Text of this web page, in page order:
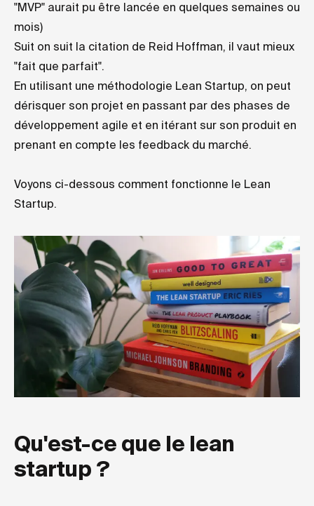
"MVP" aurait pu être lancée en quelques semaines ou
mois)
Suit on suit la citation de Reid Hoffman, il vaut mieux
"fait que parfait".
En utilisant une méthodologie Lean Startup, on peut
dérisquer son projet en passant par des phases de
développement agile et en itérant sur son produit en
prenant en compte les feedback du marché.
Voyons ci-dessous comment fonctionne le Lean
Startup.
Qu'est-ce que le lean
startup ?